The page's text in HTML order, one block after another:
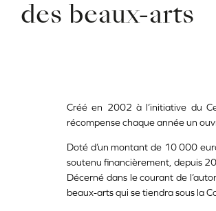
des beaux-arts
Créé en 2002 à l’initiative du
récompense chaque année un
Doté d’un montant de 10 000
soutenu financièrement, depuis
Décerné dans le courant de
beaux-arts qui se tiendra sous la